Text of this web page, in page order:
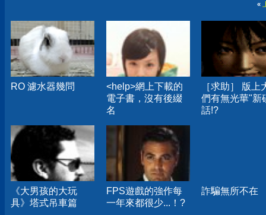
«
RO 濾水器幾問
<help>網上下載的
電子書，沒有後綴
名
［求助］ 版上
們有無光華"新
話!?
《大男孩的大玩
具》塔式吊車篇
FPS遊戲的強作每
一年來都很少...！?
詐騙無所不在